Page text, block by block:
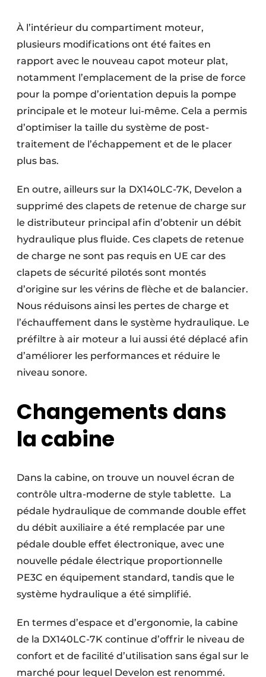
À l’intérieur du compartiment moteur,
plusieurs modifications ont été faites en
rapport avec le nouveau capot moteur plat,
notamment l’emplacement de la prise de force
pour la pompe d’orientation depuis la pompe
principale et le moteur lui-même. Cela a permis
d’optimiser la taille du système de post-
traitement de l’échappement et de le placer
plus bas.
En outre, ailleurs sur la DX140LC-7K, Develon a
supprimé des clapets de retenue de charge sur
le distributeur principal afin d’obtenir un débit
hydraulique plus fluide. Ces clapets de retenue
de charge ne sont pas requis en UE car des
clapets de sécurité pilotés sont montés
d’origine sur les vérins de flèche et de balancier.
Nous réduisons ainsi les pertes de charge et
l’échauffement dans le système hydraulique. Le
préfiltre à air moteur a lui aussi été déplacé afin
d’améliorer les performances et réduire le
niveau sonore.
Changements dans
la cabine
Dans la cabine, on trouve un nouvel écran de
contrôle ultra-moderne de style tablette. La
pédale hydraulique de commande double effet
du débit auxiliaire a été remplacée par une
pédale double effet électronique, avec une
nouvelle pédale électrique proportionnelle
PE3C en équipement standard, tandis que le
système hydraulique a été simplifié.
En termes d’espace et d’ergonomie, la cabine
de la DX140LC-7K continue d’offrir le niveau de
confort et de facilité d’utilisation sans égal sur le
marché pour lequel Develon est renommé.